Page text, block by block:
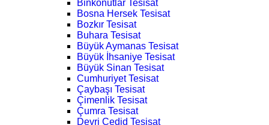
Binkonutlar Tesisat
Bosna Hersek Tesisat
Bozkır Tesisat
Buhara Tesisat
Büyük Aymanas Tesisat
Büyük İhsaniye Tesisat
Büyük Sinan Tesisat
Cumhuriyet Tesisat
Çaybaşı Tesisat
Çimenlik Tesisat
Çumra Tesisat
Devri Cedid Tesisat